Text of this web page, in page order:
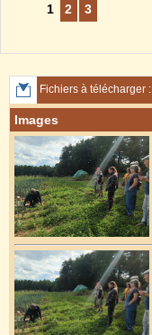
1 2 3
Fichiers à télécharger :
Images